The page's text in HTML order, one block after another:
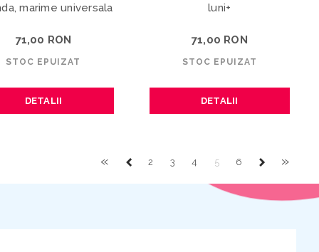
marime universala
71,00 RON
STOC EPUIZAT
DETALII
luni+
71,00 RON
STOC EPUIZAT
DETALII
« 2 3 4 5 6 »